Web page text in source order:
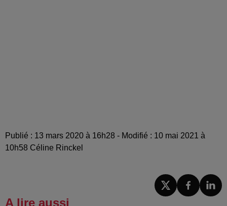
Publié : 13 mars 2020 à 16h28 - Modifié : 10 mai 2021 à
10h58 Céline Rinckel
A lire aussi